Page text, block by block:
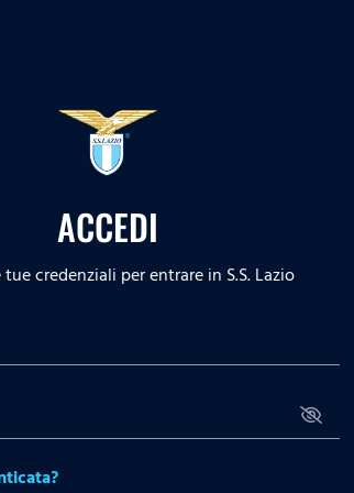
ACCEDI
credenziali per entrare in S.S. Lazio